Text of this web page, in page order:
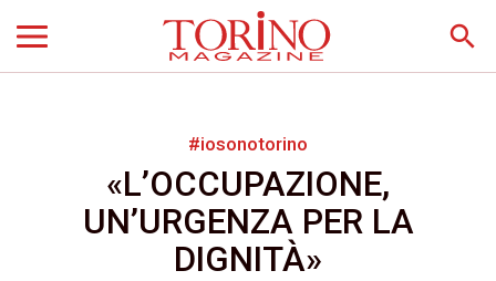
search
#iosonotorino
«L’OCCUPAZIONE,
UN’URGENZA PER LA
DIGNITÀ»